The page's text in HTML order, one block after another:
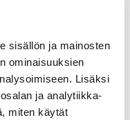
sisällön ja mainosten
ominaisuuksien
Lisäksi
ja analytiikka-
miten käytät
|